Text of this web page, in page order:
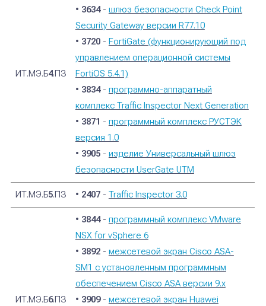
ИТ.МЭ.Б4.ПЗ
• 3634- шлюз безопасности Check Point
Security Gateway версии R77.10
• 3720- FortiGate (функционирующий под
управлением операционной системы
FortiOS 5.4.1)
• 3834- программно-аппаратный
комплекс Traffic Inspector Next Generation
• 3871 - программный комплекс РУСТЭК
версия 1.0
• 3905- изделие Универсальный шлюз
безопасности UserGate UTM
ИТ.МЭ.Б5.ПЗ • 2407- Traffic Inspector 3.0
ИТ.МЭ.Б6.ПЗ
• 3844- программный комплекс VMware
NSX for vSphere 6
• 3892- межсетевой экран Cisco ASA-
SM1 с установленным программным
обеспечением Cisco ASA версии 9.x
• 3909- межсетевой экран Huawei